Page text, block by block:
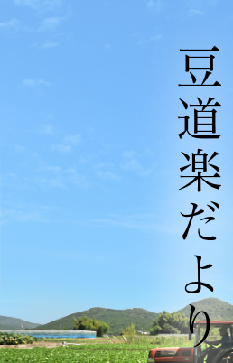
豆道楽だより